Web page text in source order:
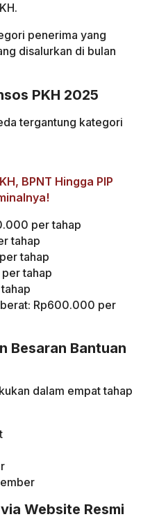
penerima yang
disalurkan di bulan
PKH 2025
tergantung kategori
BPNT Hingga PIP
per tahap
tahap
tahap
tahap
Rp600.000 per
Besaran Bantuan
dalam empat tahap
Website Resmi